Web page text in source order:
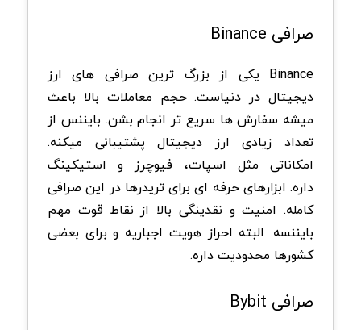
صرافی Binance
Binance یکی از بزرگ ترین صرافی های ارز
دیجیتال در دنیاست. حجم معاملات بالا باعث
میشه سفارش ها سریع تر انجام بشن. بایننس از
تعداد زیادی ارز دیجیتال پشتیبانی میکنه.
امکاناتی مثل اسپات، فیوچرز و استیکینگ
داره. ابزارهای حرفه ای برای تریدرها در این صرافی
کامله. امنیت و نقدینگی بالا از نقاط قوت مهم
بایننسه. البته احراز هویت اجباریه و برای بعضی
کشورها محدودیت داره.
صرافی Bybit